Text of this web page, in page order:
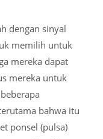
dengan sinyal
memilih untuk
mereka dapat
mereka untuk
bahwa itu
ponsel (pulsa)